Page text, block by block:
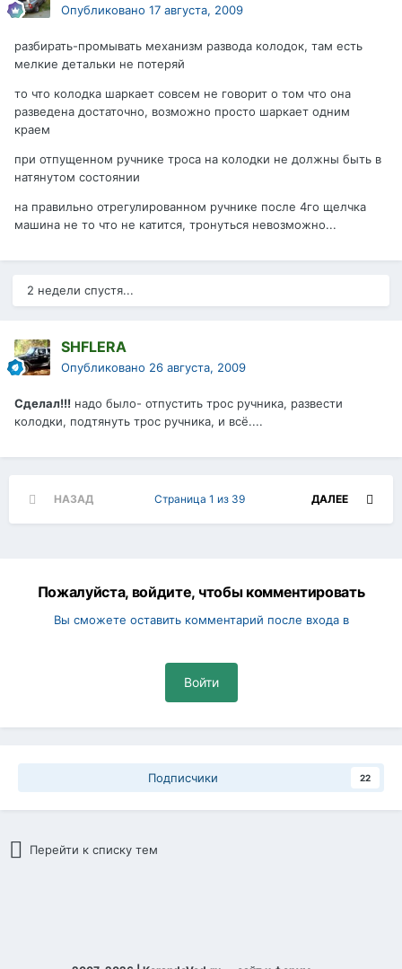
Опубликовано 17 августа, 2009
разбирать-промывать механизм развода колодок, там есть
мелкие детальки не потеряй
то что колодка шаркает совсем не говорит о том что она
разведена достаточно, возможно просто шаркает одним
краем
при отпущенном ручнике троса на колодки не должны быть в
натянутом состоянии
на правильно отрегулированном ручнике после 4го щелчка
машина не то что не катится, тронуться невозможно...
2 недели спустя...
SHFLERA
Опубликовано 26 августа, 2009
Cделал!!! надо было- отпустить трос ручника, развести
колодки, подтянуть трос ручника, и всё....
НАЗАД ДАЛЕЕ
Страница 1 из 39
Пожалуйста, войдите, чтобы комментировать
Вы сможете оставить комментарий после входа в
Войти
Подписчики 22
Перейти к списку тем